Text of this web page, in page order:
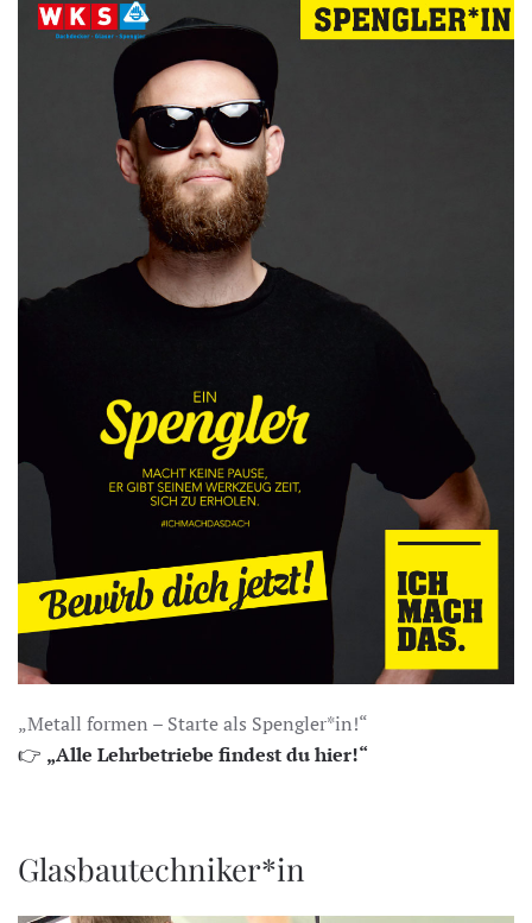
„Metall formen – Starte als Spengler*in!“
👉 „Alle Lehrbetriebe findest du hier!“
Glasbautechniker*in